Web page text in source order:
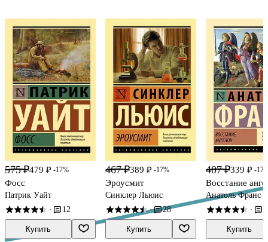
575 ₽479 ₽ -17%
Фосс
Патрик Уайт
· 12
Купить
467 ₽389 ₽ -17%
Эроусмит
Синклер Льюис
· 28
Купить
407 ₽339 ₽ -
Восстание
Анатоль Франс
·
Купить